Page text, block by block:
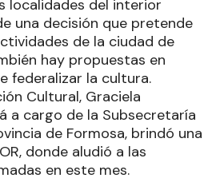
localidades del interior
una decisión que pretende
de la ciudad de
hay propuestas en
federalizar la cultura.
Cultural, Graciela
a cargo de la Subsecretaría
de Formosa, brindó una
donde aludió a las
en este mes.